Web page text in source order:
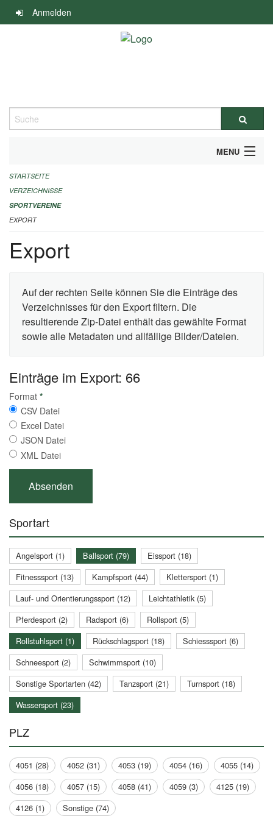
Navigation
überspringen
Anmelden
Suche
MENU
ALLGEMEINE INFORMATIONEN
FINANZIELLE UNTERSTÜTZUNG BENÖTIGT?
KONTAKT
STARTSEITE
VERZEICHNISSE
SPORTVEREINE
EXPORT
Export
Auf der rechten Seite können Sie die Einträge des
Verzeichnisses für den Export filtern. Die
resultierende Zip-Datei enthält das gewählte Format
sowie alle Metadaten und allfällige Bilder/Dateien.
Einträge im Export: 66
Format *
CSV Datei
Excel Datei
JSON Datei
XML Datei
Sportart
Angelsport (1) Ballsport (79)
Eissport (18)
Fitnesssport (13)
Kampfsport (44)
Klettersport (1)
Lauf- und Orientierungssport (12)
Leichtathletik (5)
Pferdesport (2)
Radsport (6)
Rollsport (5)
Rollstuhlsport (1)
Rückschlagsport (18)
Schiesssport (6)
Schneesport (2)
Schwimmsport (10)
Sonstige Sportarten (42)
Tanzsport (21)
Turnsport (18)
Wassersport (23)
PLZ
4051 (28) 4052 (31) 4053 (19) 4054 (16)
4055 (14)
4056 (18)
4057 (15) 4058 (41) 4059 (3)
4125 (19)
4126 (1)
Sonstige (74)